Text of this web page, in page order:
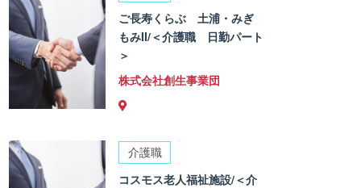
ご長寿くらぶ 土浦・みぎ
もみII/＜介護職 日勤パート
＞
株式会社創生事業団
介護職
コスモス老人福祉施設/＜介